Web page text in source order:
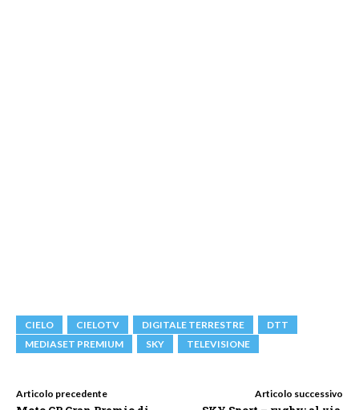
CIELO CIELOTV DIGITALE TERRESTRE
DTT
MEDIASET PREMIUM
SKY TELEVISIONE
Articolo precedente Articolo successivo